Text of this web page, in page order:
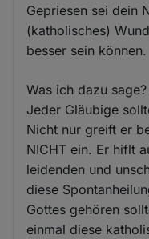
Gepriesen sei dein
(katholisches)
besser sein können.
Was ich dazu
Jeder Gläubige
Nicht nur greift er
NICHT ein. Er hiflt
leidenden und
diese
Gottes gehören
einmal diese